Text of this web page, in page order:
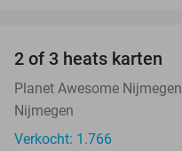
2 of 3 heats karten
Planet Awesome Nijmegen
Nijmegen
Verkocht: 1.766